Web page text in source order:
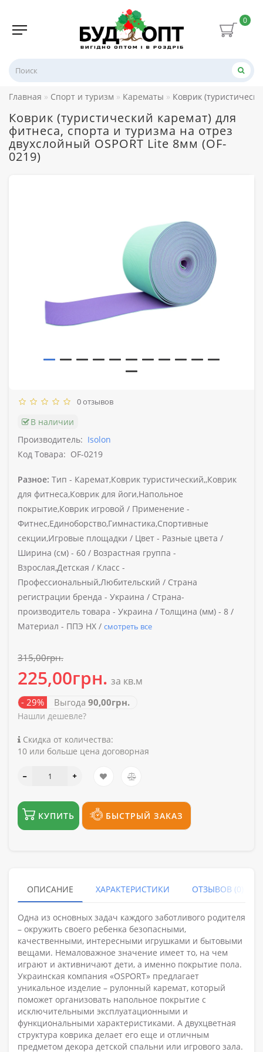
0
Главная Спорт и туризм Карематы Коврик
Коврик (туристический каремат) для
фитнеса, спорта и туризма на отрез
двухслойный OSPORT Lite 8мм (OF-
0219)
0 отзывов
В наличии
Производитель: Isolon
Код Товара: OF-0219
Разное: Тип - Каремат,Коврик туристический,,Коврик
для фитнеса,Коврик для йоги,Напольное
покрытие,Коврик игровой / Применение -
Фитнес,Единоборство,Гимнастика,Спортивные
секции,Игровые площадки / Цвет - Разные цвета /
Ширина (см) - 60 / Возрастная группа -
Взрослая,Детская / Класс -
Профессиональный,Любительский / Страна
регистрации бренда - Украина / Страна-
производитель товара - Украина / Толщина (мм) - 8 /
Материал - ППЭ НХ / смотреть все
315,00грн.
225,00грн. за кв.м
- 29% Выгода 90,00грн.
Нашли дешевле?
Скидка от количества:
10 или больше цена договорная
КУПИТЬ БЫСТРЫЙ ЗАКАЗ
ОПИСАНИЕ ХАРАКТЕРИСТИКИ ОТЗЫВОВ (0)
Одна из основных задач каждого заботливого родителя
– окружить своего ребенка безопасными,
качественными, интересными игрушками и бытовыми
вещами. Немаловажное значение имеет то, на чем
играют и активничают дети, а именно покрытие пола.
Украинская компания «OSPORT» предлагает
уникальное изделие – рулонный каремат, который
поможет организовать напольное покрытие с
исключительными эксплуатационными и
функциональными характеристиками. А двухцветная
структура коврика делает его еще и отличным
предметом декора детской спальни или игрового зала.